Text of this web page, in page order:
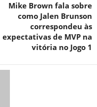
Mike Brown fala sobre
como Jalen Brunson
correspondeu às
expectativas de MVP na
vitória no Jogo 1